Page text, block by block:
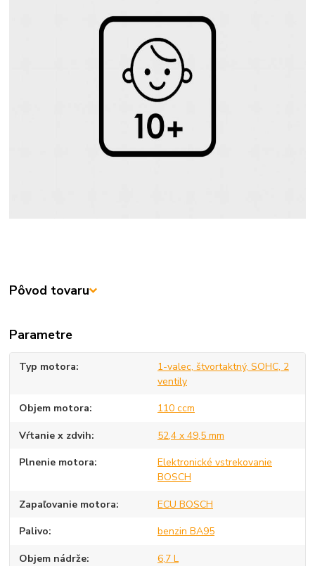
Pôvod tovaru
Parametre
Typ motora
1-valec, štvortaktný, SOHC, 2
ventily
Objem motora 110 ccm
Vŕtanie x zdvih 52,4 x 49,5 mm
Plnenie motora
Elektronické vstrekovanie
BOSCH
Zapaľovanie motora ECU BOSCH
Palivo benzin BA95
Objem nádrže 6,7 L